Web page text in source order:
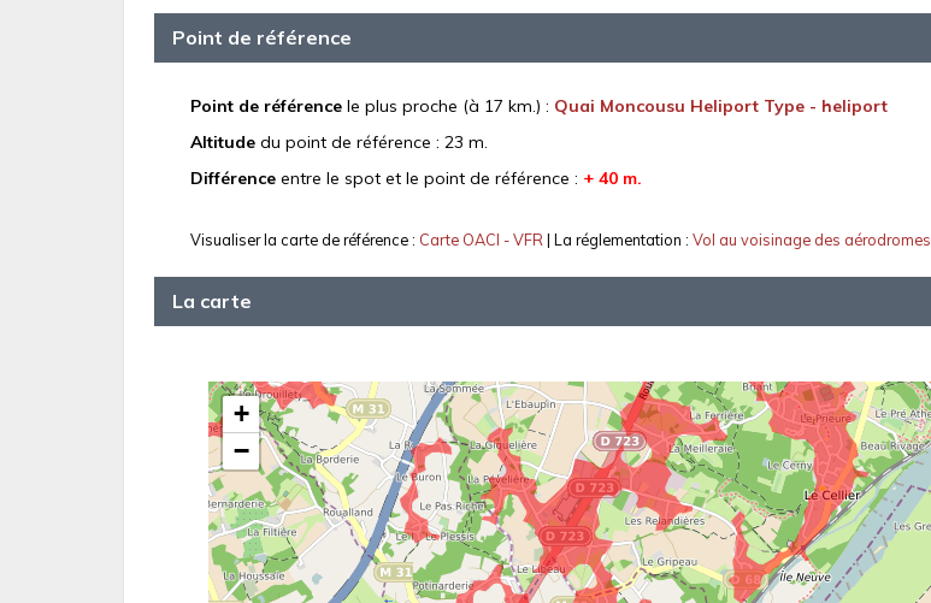
Point de référence
Point de référence le plus proche (à 17 km.) : Quai Moncousu Heliport Type - heliport
Altitude du point de référence : 23 m.
Différence entre le spot et le point de référence : + 40 m.
Visualiser la carte de référence : Carte OACI - VFR| La réglementation : Vol au voisinage des aérodromes
La carte